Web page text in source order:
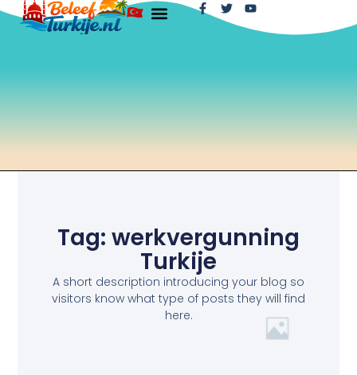
Tag: werkvergunning
Turkije
A short description introducing your blog so
visitors know what type of posts they will find
here.